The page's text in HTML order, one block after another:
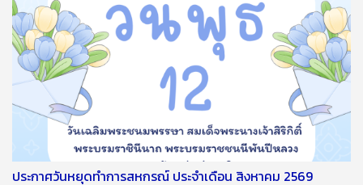
ประกาศวันหยุดทำการสหกรณ์ ประจำเดือน สิงหาคม 2569